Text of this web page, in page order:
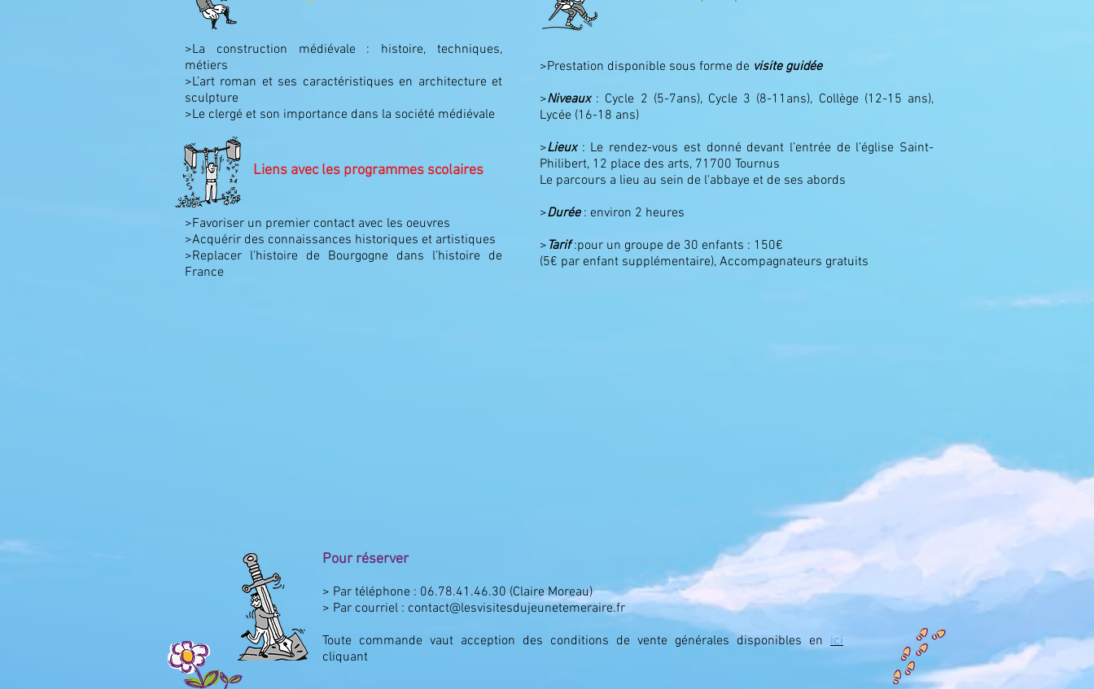
>La construction médiévale : histoire, techniques,
métiers
>L’art roman et ses caractéristiques en architecture et
sculpture
>Le clergé et son importance dans la société médiévale
Liens avec les programmes scolaires
>Favoriser un premier contact avec les oeuvres
>Acquérir des connaissances historiques et artistiques
>Replacer l’histoire de Bourgogne dans l’histoire de
France
>Prestation disponible sous forme de visite guidée
>Niveaux: Cycle 2 (5-7ans), Cycle 3 (8-11ans), Collège (12-15 ans),
Lycée (16-18 ans)
>Lieux: Le rendez-vous est donné devant l’entrée de l’église Saint-
Philibert, 12 place des arts, 71700 Tournus
Le parcours a lieu au sein de l'abbaye et de ses abords
>Durée: environ 2 heures
> Tarif:pour un groupe de 30 enfants : 150€
(5€ par enfant supplémentaire), Accompagnateurs gratuits
Pour réserver
> Par téléphone : 06.78.41.46.30 (Claire Moreau)
> Par courriel : contact@lesvisitesdujeunetemeraire.fr
Toute commande vaut acception des conditions de vente générales disponibles en
cliquant
ici